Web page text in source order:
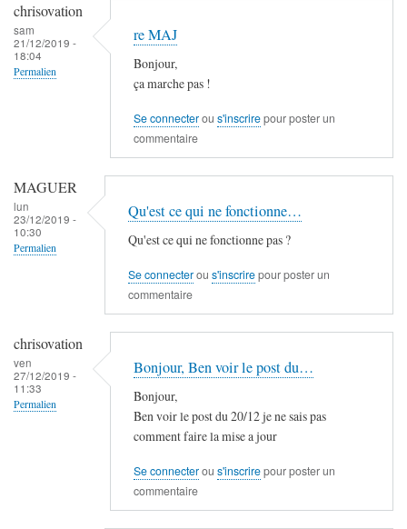
chrisovation
sam
21/12/2019 -
18:04
Permalien
re MAJ
Bonjour,
ça marche pas !
Se connecterou s'inscrirepour poster un
commentaire
MAGUER
lun
23/12/2019 -
10:30
Permalien
Qu'est ce qui ne fonctionne…
Qu'est ce qui ne fonctionne pas ?
Se connecterou s'inscrirepour poster un
commentaire
chrisovation
ven
27/12/2019 -
11:33
Permalien
Bonjour, Ben voir le post du…
Bonjour,
Ben voir le post du 20/12 je ne sais pas
comment faire la mise a jour
Se connecterou s'inscrirepour poster un
commentaire